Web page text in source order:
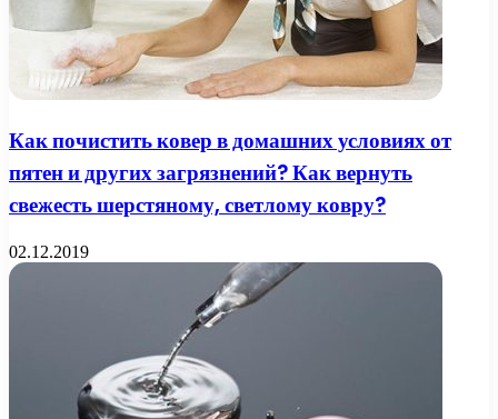
Как почистить ковер в домашних условиях от
пятен и других загрязнений? Как вернуть
свежесть шерстяному, светлому ковру?
02.12.2019